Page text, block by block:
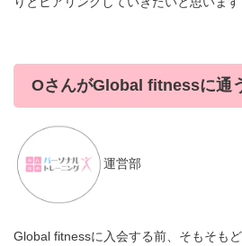
OさんがGlobal fitnessに通
運営部
Global fitnessに入会する前、そもそも